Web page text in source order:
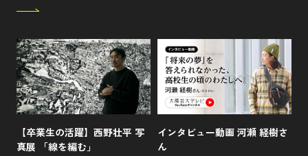
【卒業生の活躍】西野壮平 写
真展 「線を編む」
インタビュー動画 河瀬 経樹さ
ん